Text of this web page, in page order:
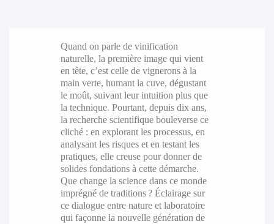
Quand on parle de vinification
naturelle, la première image qui vient
en tête, c’est celle de vignerons à la
main verte, humant la cuve, dégustant
le moût, suivant leur intuition plus que
la technique. Pourtant, depuis dix ans,
la recherche scientifique bouleverse ce
cliché : en explorant les processus, en
analysant les risques et en testant les
pratiques, elle creuse pour donner de
solides fondations à cette démarche.
Que change la science dans ce monde
imprégné de traditions ? Éclairage sur
ce dialogue entre nature et laboratoire
qui façonne la nouvelle génération de